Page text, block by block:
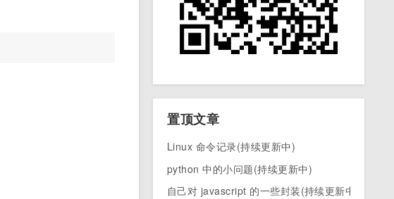
置顶文章
Linux 命令记录(持续更新中)
python 中的小问题(持续更新中)
自己对 javascript 的一些封装(持续更新中)